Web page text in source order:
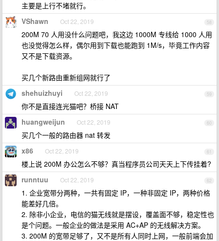
主要是上行不堵就行。
58
VShawn Oct 22, 2019
200M 70 人用没什么问题吧，我这边 1000M 专线给 1000 人用
也没觉得怎么样，偶尔用到下载也能跑到 1M/s，毕竟工作内容
又不是下载资源。
买几个新路由重新组网就行了
59
shehuizhuyi Oct 22, 2019
你不是直接连光猫吧？桥接 NAT
60
huangweijun Oct 22, 2019
买几个一般的路由器 nat 转发
61
x86 Oct 22, 2019
楼上说 200M 办公怎么不够？真当程序员公司天天上下传挂着?
62
runntuu Oct 22, 2019
1. 企业宽带分两种，一共有固定 IP，一种非固定 IP，两种价格
能差好几倍。
2. 除非小企业，电信的猫无线就是摆设，覆盖面不够，稳定性也
是个问题。一般企业的做法是采用 AC+AP 的无线解决方案。
3. 200M 的宽带足够了，又不是所有人同时上网，一般前端会加